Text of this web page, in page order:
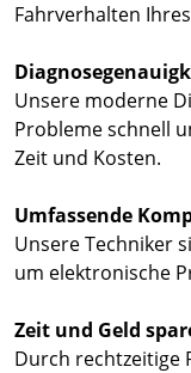
Fahrverhalten
Unsere moderne
Probleme schnell
Zeit und Kosten.
Umfassende
Unsere Techniker
um elektronische
Zeit und Geld
Durch rechtzeitige